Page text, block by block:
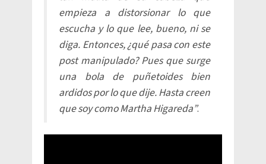
empieza a distorsionar lo que
escucha y lo que lee, bueno, ni se
diga. Entonces, ¿qué pasa con este
post manipulado? Pues que surge
una bola de puñetoides bien
ardidos por lo que dije. Hasta creen
que soy como Martha Higareda”.